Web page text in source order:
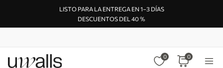
LISTO PARA LA ENTREGA EN 1–3 DÍAS
DESCUENTOS DEL 40 %
0 0